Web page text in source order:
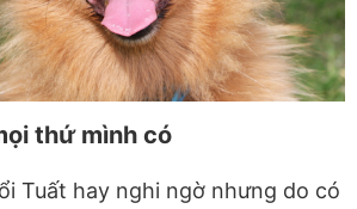
thứ mình có
Tuất hay nghi ngờ nhưng do có